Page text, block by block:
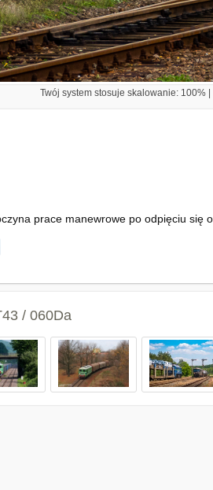
Twój system stosuje skalowanie: 100%
prace manewrowe po odpięciu się
/ 060Da